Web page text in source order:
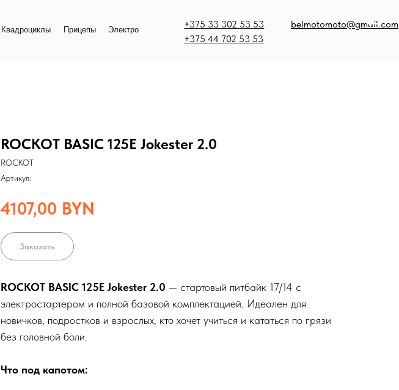
belmotomoto@gmail.com
+375 33 302 53 53
+375 44 702 53 53
Электро
Прицепы
ROCKOT BASIC 125E Jokester 2.0
ROCKOT
Артикул:
4107,00 BYN
Заказать
ROCKOT BASIC 125E Jokester 2.0 — стартовый питбайк 17/14 с
электростартером и полной базовой комплектацией. Идеален для
новичков, подростков и взрослых, кто хочет учиться и кататься по грязи
без головной боли.
Что под капотом: